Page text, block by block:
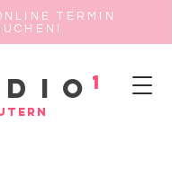
TERMIN
1